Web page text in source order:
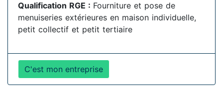
Qualification RGE : Fourniture et pose de
menuiseries extérieures en maison individuelle,
petit collectif et petit tertiaire
C'est mon entreprise